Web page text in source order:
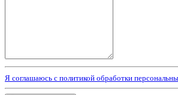
Я соглашаюсь с политикой обработки